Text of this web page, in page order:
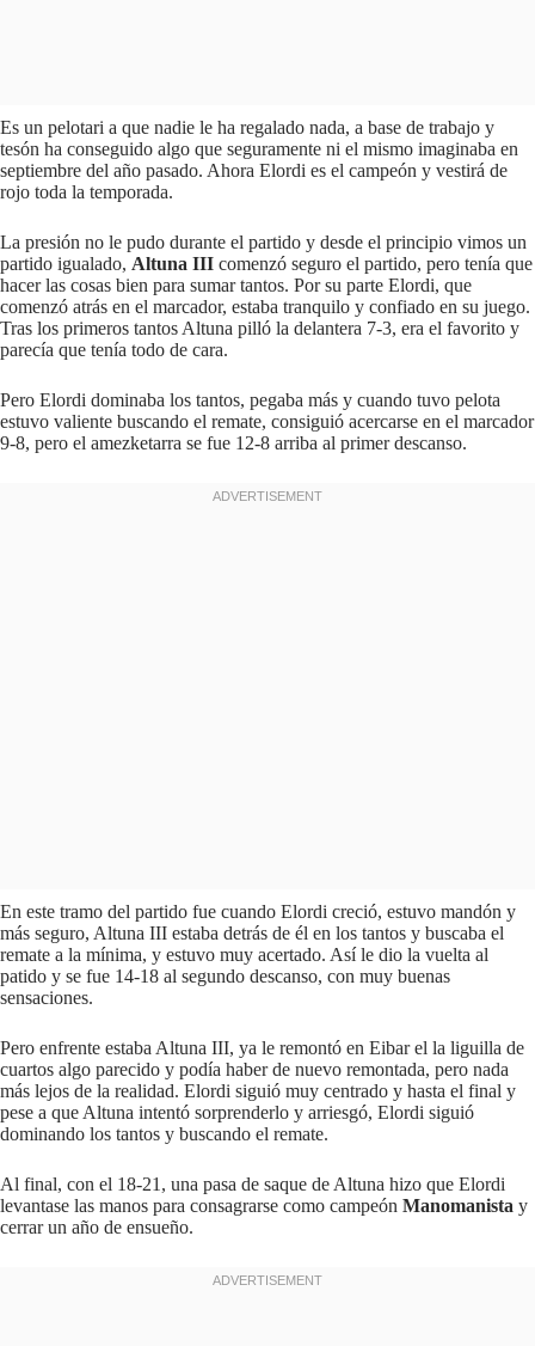
Es un pelotari a que nadie le ha regalado nada, a base de trabajo y
tesón ha conseguido algo que seguramente ni el mismo imaginaba en
septiembre del año pasado. Ahora Elordi es el campeón y vestirá de
rojo toda la temporada.
La presión no le pudo durante el partido y desde el principio vimos un
partido igualado, Altuna III comenzó seguro el partido, pero tenía que
hacer las cosas bien para sumar tantos. Por su parte Elordi, que
comenzó atrás en el marcador, estaba tranquilo y confiado en su juego.
Tras los primeros tantos Altuna pilló la delantera 7-3, era el favorito y
parecía que tenía todo de cara.
Pero Elordi dominaba los tantos, pegaba más y cuando tuvo pelota
estuvo valiente buscando el remate, consiguió acercarse en el marcador
9-8, pero el amezketarra se fue 12-8 arriba al primer descanso.
En este tramo del partido fue cuando Elordi creció, estuvo mandón y
más seguro, Altuna III estaba detrás de él en los tantos y buscaba el
remate a la mínima, y estuvo muy acertado. Así le dio la vuelta al
patido y se fue 14-18 al segundo descanso, con muy buenas
sensaciones.
Pero enfrente estaba Altuna III, ya le remontó en Eibar el la liguilla de
cuartos algo parecido y podía haber de nuevo remontada, pero nada
más lejos de la realidad. Elordi siguió muy centrado y hasta el final y
pese a que Altuna intentó sorprenderlo y arriesgó, Elordi siguió
dominando los tantos y buscando el remate.
Al final, con el 18-21, una pasa de saque de Altuna hizo que Elordi
levantase las manos para consagrarse como campeón Manomanista y
cerrar un año de ensueño.